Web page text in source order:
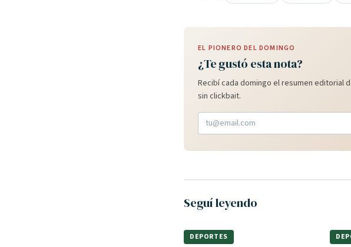
EL PIONERO DEL DOMINGO
¿Te gustó esta nota?
Recibí cada domingo el resumen editorial
sin clickbait.
Seguí leyendo
DEPORTES